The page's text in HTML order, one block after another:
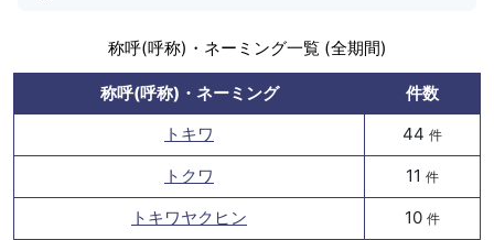
称呼(呼称)・ネーミング一覧 (全期間)
称呼(呼称)・ネーミング
件数
トキワ
44 件
トクワ 11 件
トキワヤクヒン 10 件